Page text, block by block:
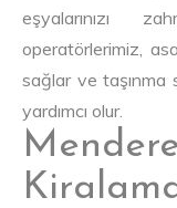
eşyalarınızı
operatörlerimiz,
sağlar ve taşınma
yardımcı olur.